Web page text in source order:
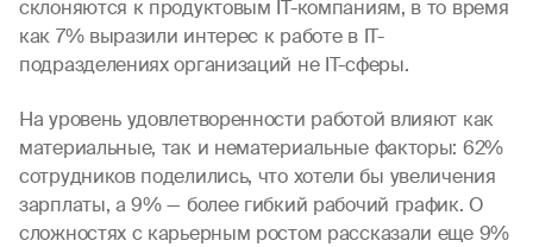
склоняются к продуктовым IT-компаниям, в то время
как 7% выразили интерес к работе в IT-
подразделениях организаций не IT-сферы.
На уровень удовлетворенности работой влияют как
материальные, так и нематериальные факторы: 62%
сотрудников поделились, что хотели бы увеличения
зарплаты, а 9% — более гибкий рабочий график. О
сложностях с карьерным ростом рассказали еще 9%